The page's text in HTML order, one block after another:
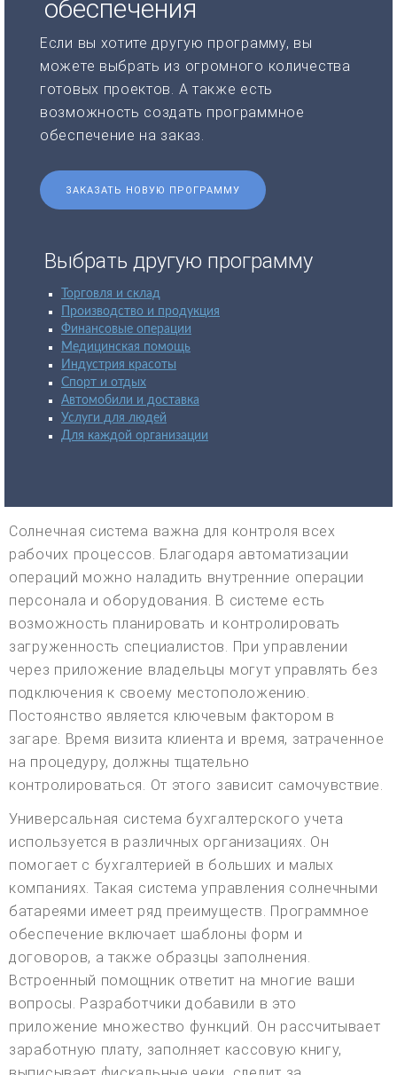
обеспечения
Если вы хотите другую программу, вы
можете выбрать из огромного количества
готовых проектов. А также есть
возможность создать программное
обеспечение на заказ.
ЗАКАЗАТЬ НОВУЮ ПРОГРАММУ
Выбрать другую программу
Торговля и склад
Производство и продукция
Финансовые операции
Медицинская помощь
Индустрия красоты
Спорт и отдых
Автомобили и доставка
Услуги для людей
Для каждой организации
Солнечная система важна для контроля всех
рабочих процессов. Благодаря автоматизации
операций можно наладить внутренние операции
персонала и оборудования. В системе есть
возможность планировать и контролировать
загруженность специалистов. При управлении
через приложение владельцы могут управлять без
подключения к своему местоположению.
Постоянство является ключевым фактором в
загаре. Время визита клиента и время, затраченное
на процедуру, должны тщательно
контролироваться. От этого зависит самочувствие.
Универсальная система бухгалтерского учета
используется в различных организациях. Он
помогает с бухгалтерией в больших и малых
компаниях. Такая система управления солнечными
батареями имеет ряд преимуществ. Программное
обеспечение включает шаблоны форм и
договоров, а также образцы заполнения.
Встроенный помощник ответит на многие ваши
вопросы. Разработчики добавили в это
приложение множество функций. Он рассчитывает
заработную плату, заполняет кассовую книгу,